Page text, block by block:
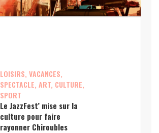
LOISIRS, VACANCES,
SPECTACLE, ART, CULTURE,
SPORT
Le JazzFest’ mise sur la
culture pour faire
rayonner Chiroubles